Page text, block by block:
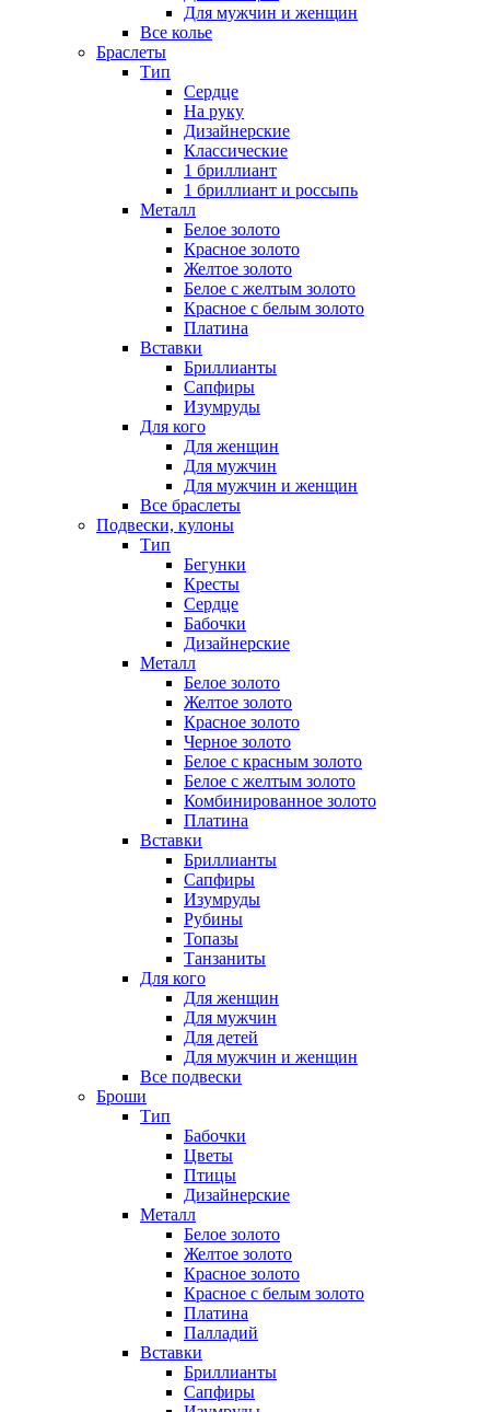
Для мужчин и женщин
Все колье
Браслеты
Тип
Сердце
На руку
Дизайнерские
Классические
1 бриллиант
1 бриллиант и россыпь
Металл
Белое золото
Красное золото
Желтое золото
Белое с желтым золото
Красное с белым золото
Платина
Вставки
Бриллианты
Сапфиры
Изумруды
Для кого
Для женщин
Для мужчин
Для мужчин и женщин
Все браслеты
Подвески, кулоны
Тип
Бегунки
Кресты
Сердце
Бабочки
Дизайнерские
Металл
Белое золото
Желтое золото
Красное золото
Черное золото
Белое с красным золото
Белое с желтым золото
Комбинированное золото
Платина
Вставки
Бриллианты
Сапфиры
Изумруды
Рубины
Топазы
Танзаниты
Для кого
Для женщин
Для мужчин
Для детей
Для мужчин и женщин
Все подвески
Броши
Тип
Бабочки
Цветы
Птицы
Дизайнерские
Металл
Белое золото
Желтое золото
Красное золото
Красное с белым золото
Платина
Палладий
Вставки
Бриллианты
Сапфиры